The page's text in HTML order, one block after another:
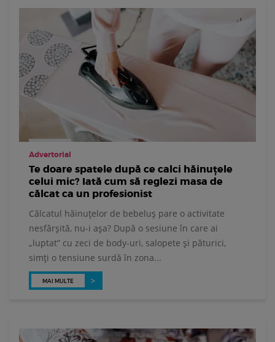
Advertorial
Te doare spatele după ce calci hăinuțele
celui mic? Iată cum să reglezi masa de
călcat ca un profesionist
Călcatul hăinuțelor de bebeluș pare o activitate
nesfârșită, nu-i așa? După o sesiune în care ai
„luptat” cu zeci de body-uri, salopete și păturici,
simți o tensiune surdă în zona...
MAI MULTE